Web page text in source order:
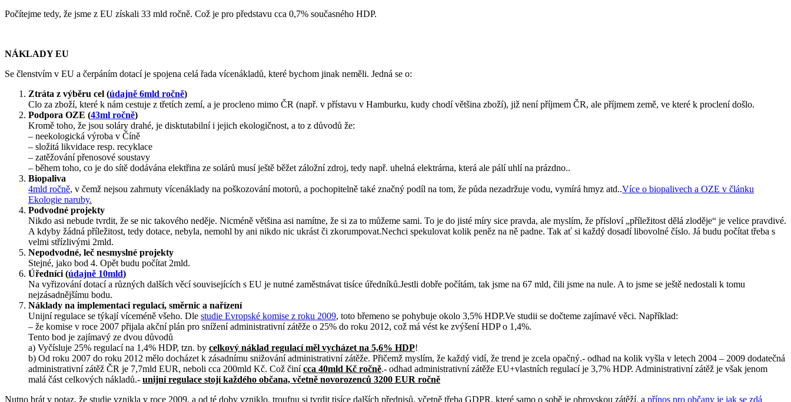
Počítejme tedy, že jsme z EU získali 33 mld ročně. Což je pro představu cca 0,7% současného HDP.
NÁKLADY EU
Se členstvím v EU a čerpáním dotací je spojena celá řada vícenákladů, které bychom jinak neměli. Jedná se o:
Ztráta z výběru cel (údajně 6mld ročně)
Clo za zboží, které k nám cestuje z třetích zemí, a je procleno mimo ČR (např. v přístavu v Hamburku, kudy chodí většina zboží), již není příjmem ČR, ale příjmem země, ve které k proclení došlo.
Podpora OZE (43ml ročně)
Kromě toho, že jsou soláry drahé, je disktutabilní i jejich ekologičnost, a to z důvodů že:
– neekologická výroba v Číně
– složitá likvidace resp. recyklace
– zatěžování přenosové soustavy
– během toho, co je do sítě dodávána elektřina ze solárů musí ještě běžet záložní zdroj, tedy např. uhelná elektrárna, která ale pálí uhlí na prázdno..
Biopaliva
4mld ročně, v čemž nejsou zahrnuty vícenáklady na poškozování motorů, a pochopitelně také značný podíl na tom, že půda nezadržuje vodu, vymírá hmyz atd..Více o biopalivech a OZE v článku
Ekologie naruby.
Podvodné projekty
Nikdo asi nebude tvrdit, že se nic takového neděje. Nicméně většina asi namítne, že si za to můžeme sami. To je do jisté míry sice pravda, ale myslím, že přísloví „příležitost dělá zloděje“ je velice pravdivé.
A kdyby žádná příležitost, tedy dotace, nebyla, nemohl by ani nikdo nic ukrást či zkorumpovat.Nechci spekulovat kolik peněz na ně padne. Tak ať si každý dosadí libovolné číslo. Já budu počítat třeba s
velmi střízlivými 2mld.
Nepodvodné, leč nesmyslné projekty
Stejné, jako bod 4. Opět budu počítat 2mld.
Úředníci (údajně 10mld)
Na vyřizování dotací a různých dalších věcí souvisejících s EU je nutné zaměstnávat tisíce úředníků.Jestli dobře počítám, tak jsme na 67 mld, čili jsme na nule. A to jsme se ještě nedostali k tomu
nejzásadnějšímu bodu.
Náklady na implementaci regulací, směrnic a nařízení
Unijní regulace se týkají víceméně všeho. Dle studie Evropské komise z roku 2009, toto břemeno se pohybuje okolo 3,5% HDP.Ve studii se dočteme zajímavé věci. Například:
– že komise v roce 2007 přijala akční plán pro snížení administrativní zátěže o 25% do roku 2012, což má vést ke zvýšení HDP o 1,4%.
Tento bod je zajímavý ze dvou důvodů
a) Vyčísluje 25% regulací na 1,4% HDP, tzn. by celkový náklad regulací měl vycházet na 5,6% HDP!
b) Od roku 2007 do roku 2012 mělo docházet k zásadnímu snižování administrativní zátěže. Přičemž myslím, že každý vidí, že trend je zcela opačný.- odhad na kolik vyšla v letech 2004 – 2009 dodatečná
administrativní zátěž ČR je 7,7mld EUR, neboli cca 200mld Kč. Což činícca 40mld Kč ročně.- odhad administrativní zátěže EU+vlastních regulací je 3,7% HDP. Administrativní zátěž je však jenom
malá část celkových nákladů.- unijní regulace stojí každého občana, včetně novorozenců 3200 EUR ročně
Nutno brát v potaz, že studie vznikla v roce 2009, a od té doby vzniklo, troufnu si tvrdit tisíce dalších předpisů, včetně třeba GDPR, které samo o sobě je obrovskou zátěží, a přínos pro občany je jak se zdá